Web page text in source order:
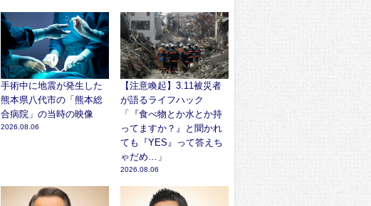
手術中に地震が発生した
熊本県八代市の「熊本総
合病院」の当時の映像
2026.08.06
【注意喚起】3.11被災者
が語るライフハック
「『食べ物とか水とか持
ってますか？』と聞かれ
ても『YES』って答えち
ゃだめ…」
2026.08.06